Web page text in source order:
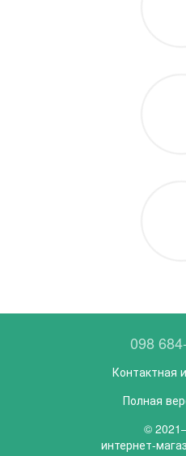
098
Контактная
Полная
©
интернет-